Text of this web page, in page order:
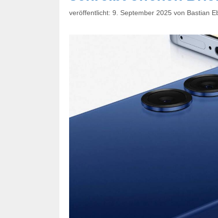
9. September 2025 von Bastian